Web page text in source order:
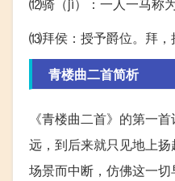
⑿骑（jì）：一人一马称为
⒀拜侯：授予爵位。拜，
青楼曲二首简析
《青楼曲二首》的第一
远，到后来就只见地上
场景而中断，仿佛这一